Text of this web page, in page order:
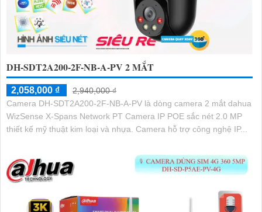
DH-SDT2A200-2F-NB-A-PV 2 MẮT
2,058,000 ₫
2,940,000 ₫
Camera DH-SDT2A200-2F-NB-A-PV là dòng camera 2 mắt dahua
WizSense X-Spans Network PT Camera IP POE sắc nét 2.0 MP
thiết kế mỹ thuật kim loại và nhựa. Camera hỗ trợ công nghệ IP...